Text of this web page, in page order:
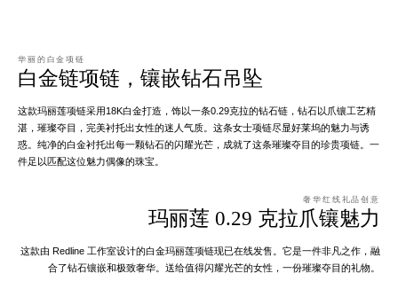
华丽的白金项链
白金链项链，镶嵌钻石吊坠
这款玛丽莲项链采用18K白金打造，饰以一条0.29克拉的钻石链，钻石以爪镶工艺精
湛，璀璨夺目，完美衬托出女性的迷人气质。这条女士项链尽显好莱坞的魅力与诱
惑。纯净的白金衬托出每一颗钻石的闪耀光芒，成就了这条璀璨夺目的珍贵项链。一
件足以匹配这位魅力偶像的珠宝。
奢华红线礼品创意
玛丽莲 0.29 克拉爪镶魅力
这款由 Redline 工作室设计的白金玛丽莲项链现已在线发售。它是一件非凡之作，融
合了钻石镶嵌和极致奢华。送给值得闪耀光芒的女性，一份璀璨夺目的礼物。